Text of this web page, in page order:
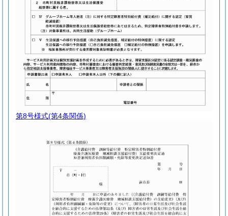
第8号様式(第4条関係)